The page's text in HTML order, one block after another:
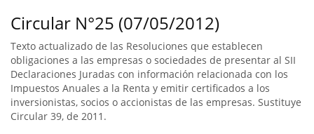
Circular N°25 (07/05/2012)
Texto actualizado de las Resoluciones que establecen
obligaciones a las empresas o sociedades de presentar al SII
Declaraciones Juradas con información relacionada con los
Impuestos Anuales a la Renta y emitir certificados a los
inversionistas, socios o accionistas de las empresas. Sustituye
Circular 39, de 2011.